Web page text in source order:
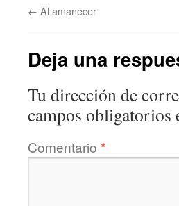
← Al amanecer
Deja una
Tu dirección de
campos obligatorios
Comentario *